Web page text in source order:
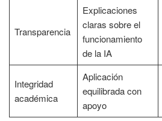
Transparencia
Explicaciones
claras sobre el
funcionamiento
de la IA
Integridad
académica
Aplicación
equilibrada con
apoyo